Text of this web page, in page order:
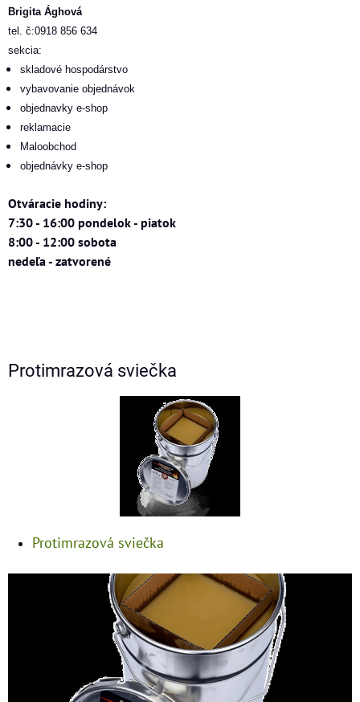
Brigita Ághová
tel. č:0918 856 634
sekcia:
skladové hospodárstvo
vybavovanie objednávok
objednavky e-shop
reklamacie
Maloobchod
objednávky e-shop
Otváracie hodiny:
7:30 - 16:00 pondelok - piatok
8:00 - 12:00 sobota
nedeľa - zatvorené
Protimrazová sviečka
Protimrazová sviečka